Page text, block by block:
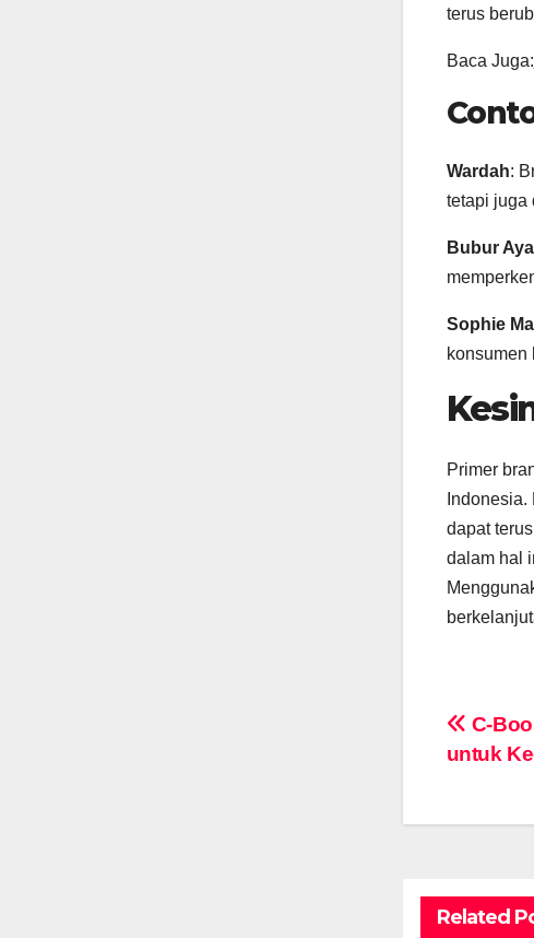
terus
Baca Juga:
Wardah:
tetapi juga
Bubur
Sophie
konsumen
Primer
dapat
dalam hal
Post
C-
untuk
Related